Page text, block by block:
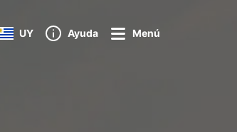
UY Ayuda Menú